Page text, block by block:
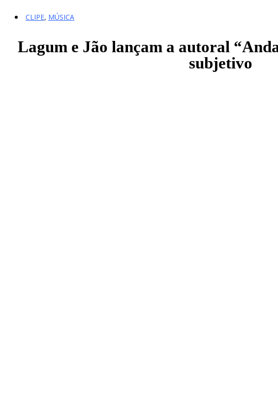
CLIPE, MÚSICA
Lagum e Jão lançam a autoral
subjetivo